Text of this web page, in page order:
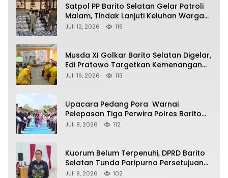
Satpol PP Barito Selatan Gelar Patroli
Malam, Tindak Lanjuti Keluhan Warga
soal Balap Liar dan Remaja Nongkrong
Juli 12, 2026 119
Musda XI Golkar Barito Selatan Digelar,
Edi Pratowo Targetkan Kemenangan
Partai pada Pemilu Mendatang
Juli 19, 2026 113
Upacara Pedang Pora Warnai
Pelepasan Tiga Perwira Polres Barito
Selatan Masuki Masa Pensiun
Juli 8, 2026 112
Kuorum Belum Terpenuhi, DPRD Barito
Selatan Tunda Paripurna Persetujuan
Raperda Pertanggungjawaban APBD
Juli 9, 2026 102